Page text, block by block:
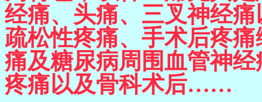
经痛、头痛、三叉神经
疏松性疼痛、手术后疼
痛及糖尿病周围血管神经
疼痛以及骨科术后……